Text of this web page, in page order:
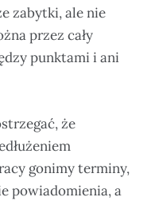
zabytki, ale nie
przez cały
punktami i ani
że
gonimy terminy,
powiadomienia, a